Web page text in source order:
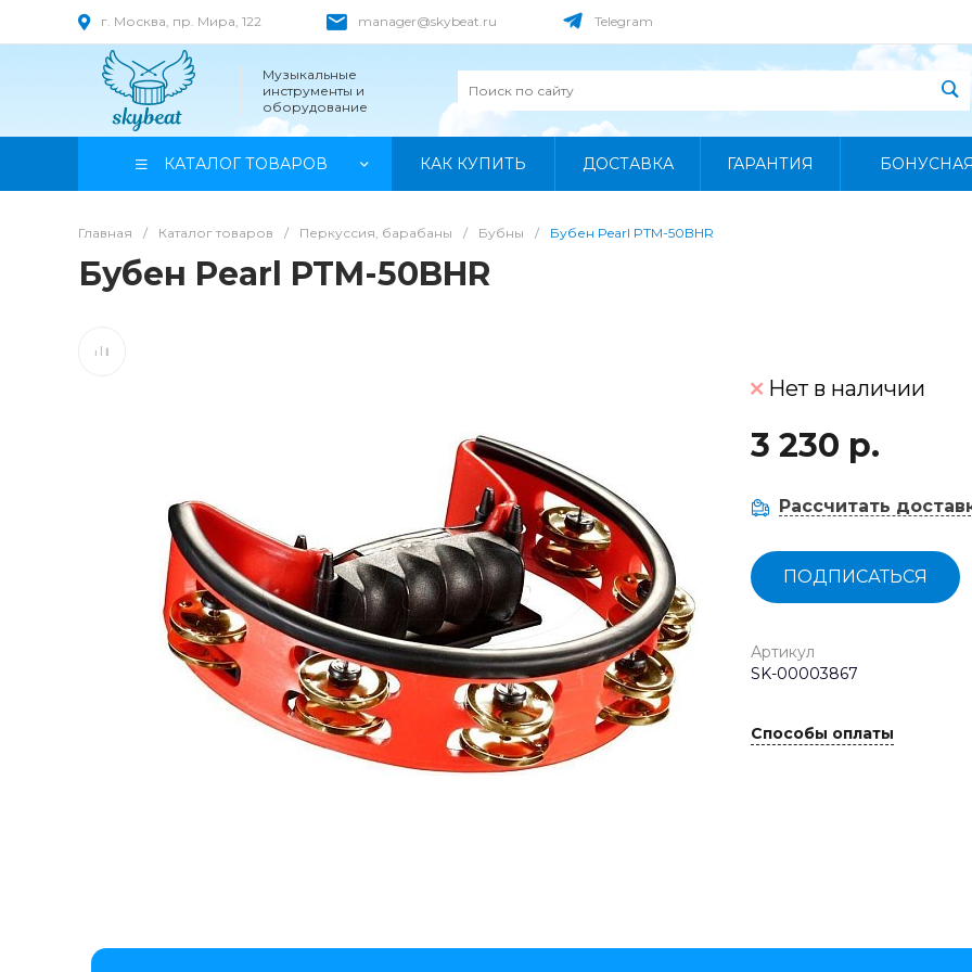
г. Москва, пр. Мира, 122 manager@skybeat.ru Telegram
Музыкальные
инструменты и
оборудование
КАТАЛОГ ТОВАРОВ КАК КУПИТЬ ДОСТАВКА ГАРАНТИЯ
Главная / Каталог товаров / Перкуссия, барабаны / Бубны / Бубен Pearl PTM-50BHR
Бубен Pearl PTM-50BHR
Нет в наличии
3 230 р.
Рассчитать
ПОДПИСАТЬСЯ
Артикул
SK-00003867
Способы оплаты